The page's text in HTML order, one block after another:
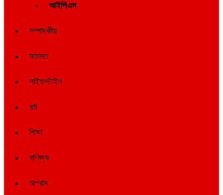
আইপিএল
সম্পাদকীয়
মতামত
লাইফস্টাইল
ধর্ম
শিক্ষা
বাণিজ্য
অপরাধ